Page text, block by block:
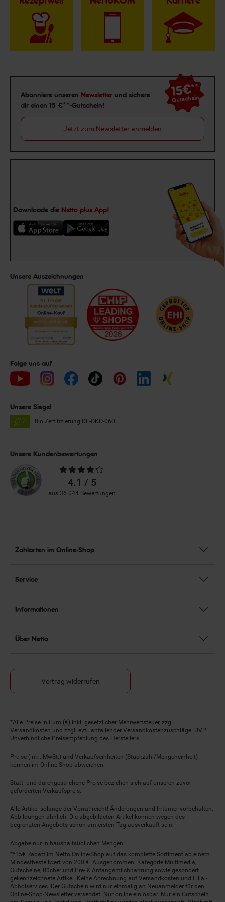
Newsletter Anmeldung
Abonniere unseren Newsletter und sichere
dir einen 15 €**-Gutschein!
15€**
Gutschein
Jetzt zum Newsletter anmelden
Downloade die Netto plus App!
Unsere Auszeichnungen
Folge uns auf
Unsere Siegel
Bio Zertifizierung DE-ÖKO-060
Unsere Kundenbewertungen
Durchschnittliche
Bewertungen4.1 / 5
aus 36.044 Bewertungen
Zahlarten im Online-Shop
Service
Informationen
Über Netto
Vertrag widerrufen
Fußnoten
*Alle Preise in Euro (€) inkl. gesetzlicher Mehrwertsteuer, zzgl.
Versandkosten und zzgl. evtl. anfallender Versandkostenzuschläge. UVP:
Unverbindliche Preisempfehlung des Herstellers.
Preise (inkl. MwSt.) und Verkaufseinheiten (Stückzahl/Mengeneinheit)
können im Online-Shop abweichen.
Statt- und durchgestrichene Preise beziehen sich auf unseren zuvor
geforderten Verkaufspreis.
Alle Artikel solange der Vorrat reicht! Änderungen und Irrtümer vorbehalten.
Abbildungen ähnlich. Die abgebildeten Artikel können wegen des
begrenzten Angebots schon am ersten Tag ausverkauft sein.
Abgabe nur in haushaltsüblichen Mengen!
**15€ Rabatt im Netto Online-Shop auf das komplette Sortiment ab einem
Mindestbestellwert von 200 €. Ausgenommen: Kategorie Multimedia,
Gutscheine, Bücher und Pre- & Anfangsmilchnahrung sowie gesondert
gekennzeichnete Artikel. Keine Anrechnung auf Versandkosten und Filial-
Abholservices. Der Gutschein wird nur einmalig an Neuanmelder für den
Online-Shop-Newsletter versendet. Nur online einlösbar. Nur ein Gutschein